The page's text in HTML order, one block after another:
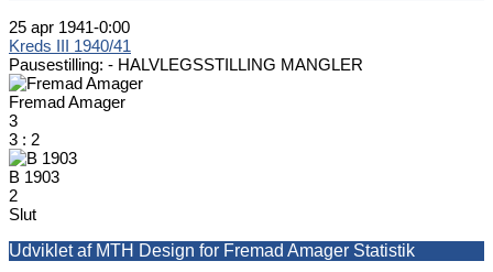
25 apr 1941-0:00
Kreds III 1940/41
Pausestilling: - HALVLEGSSTILLING MANGLER
Fremad Amager
3
3 : 2
B 1903
2
Slut
Udviklet af MTH Design for Fremad Amager Statistik